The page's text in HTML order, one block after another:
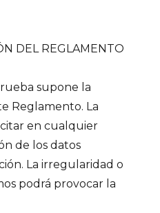
DEL REGLAMENTO
supone la
Reglamento. La
en cualquier
de los datos
La irregularidad o
podrá provocar la